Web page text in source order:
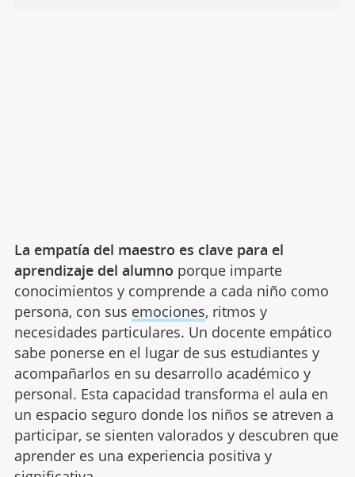
La empatía del maestro es clave para el
aprendizaje del alumno porque imparte
conocimientos y comprende a cada niño como
persona, con sus emociones, ritmos y
necesidades particulares. Un docente empático
sabe ponerse en el lugar de sus estudiantes y
acompañarlos en su desarrollo académico y
personal. Esta capacidad transforma el aula en
un espacio seguro donde los niños se atreven a
participar, se sienten valorados y descubren que
aprender es una experiencia positiva y